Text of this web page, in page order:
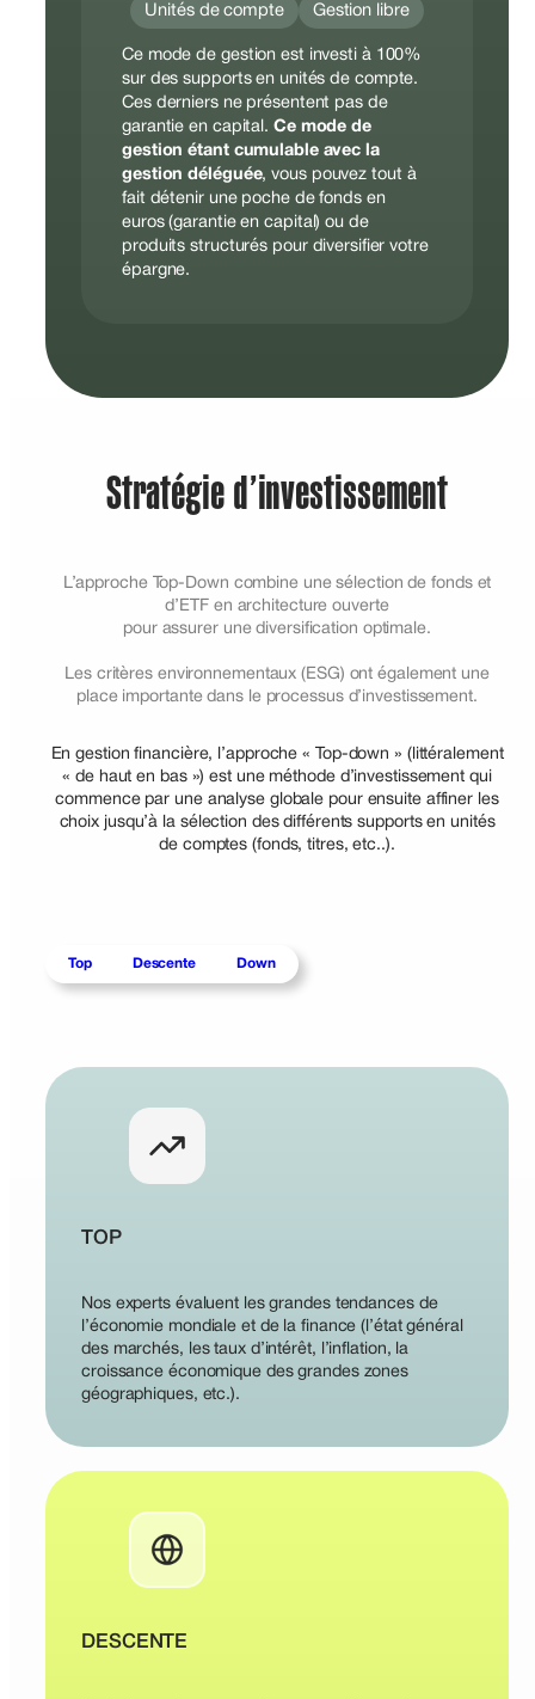
Unités de compte Gestion libre
Ce mode de gestion est investi à 100%
sur des supports en unités de compte.
Ces derniers ne présentent pas de
garantie en capital. Ce mode de
gestion étant cumulable avec la
gestion déléguée, vous pouvez tout à
fait détenir une poche de fonds en
euros (garantie en capital) ou de
produits structurés pour diversifier votre
épargne.
Stratégie d’investissement
L’approche Top-Down combine une sélection de fonds et
d’ETF en architecture ouverte
pour assurer une diversification optimale.
Les critères environnementaux (ESG) ont également une
place importante dans le processus d’investissement.
En gestion financière, l’approche « Top-down » (littéralement
« de haut en bas ») est une méthode d’investissement qui
commence par une analyse globale pour ensuite affiner les
choix jusqu’à la sélection des différents supports en unités
de comptes (fonds, titres, etc..).
Top Descente Down
TOP
Nos experts évaluent les grandes tendances de
l’économie mondiale et de la finance (l’état général
des marchés, les taux d’intérêt, l’inflation, la
croissance économique des grandes zones
géographiques, etc.).
DESCENTE